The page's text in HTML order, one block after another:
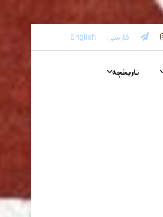
فارسی English
تاریخچه